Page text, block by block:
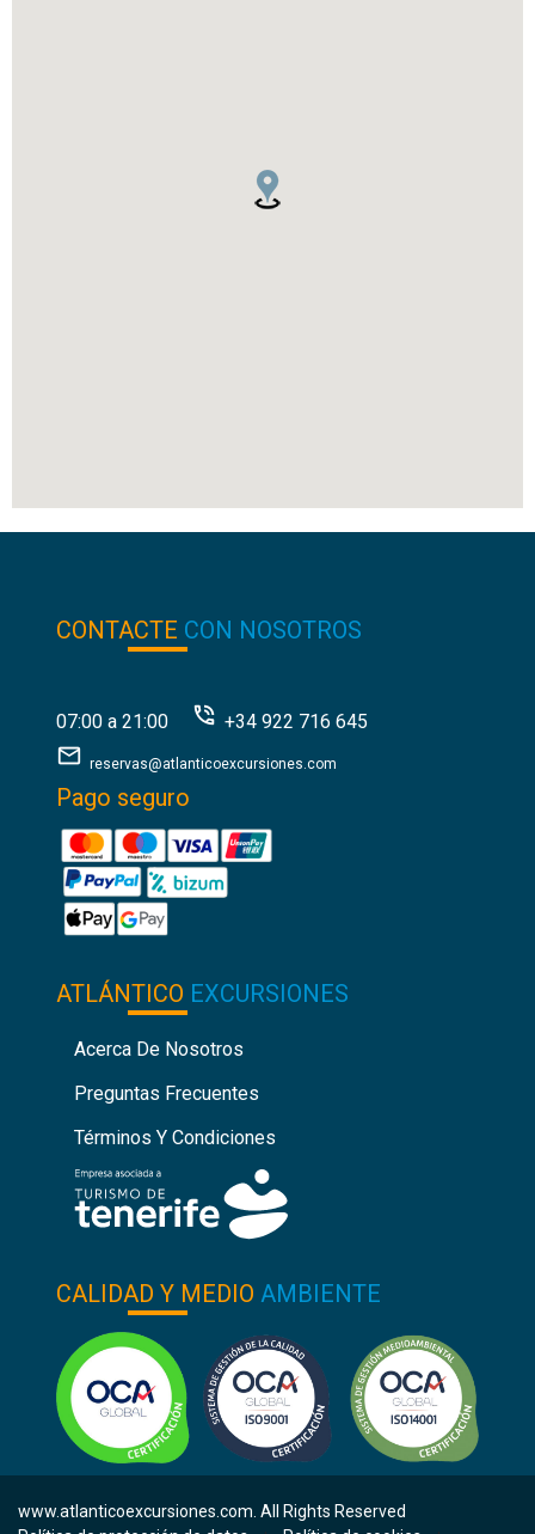
CONTACTE CON NOSOTROS
07:00 a 21:00 +34 922 716 645
reservas@atlanticoexcursiones.com
Pago seguro
ATLÁNTICO EXCURSIONES
Acerca De Nosotros
Preguntas Frecuentes
Términos Y Condiciones
CALIDAD Y MEDIO AMBIENTE
www.atlanticoexcursiones.com. All Rights Reserved